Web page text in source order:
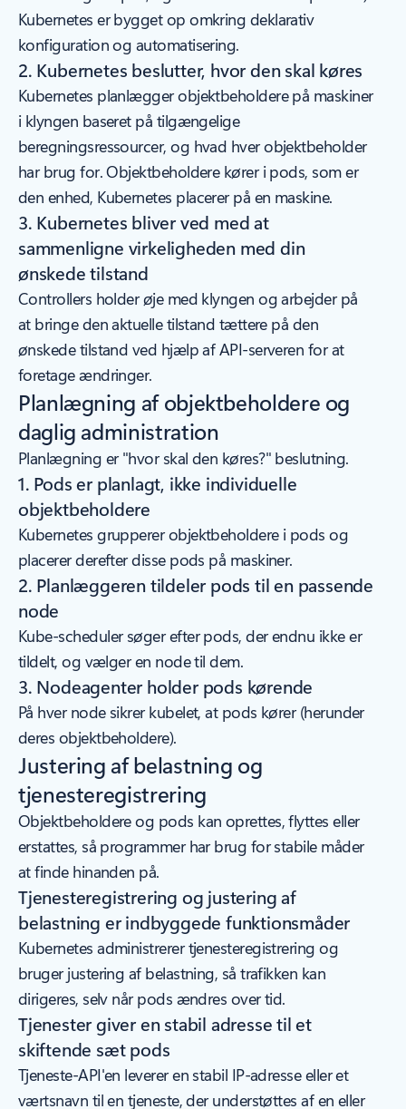
Kubernetes er bygget op omkring deklarativ
konfiguration og automatisering.
2. Kubernetes beslutter, hvor den skal køres
Kubernetes planlægger objektbeholdere på maskiner
i klyngen baseret på tilgængelige
beregningsressourcer, og hvad hver objektbeholder
har brug for. Objektbeholdere kører i pods, som er
den enhed, Kubernetes placerer på en maskine.
3. Kubernetes bliver ved med at
sammenligne virkeligheden med din
ønskede tilstand
Controllers holder øje med klyngen og arbejder på
at bringe den aktuelle tilstand tættere på den
ønskede tilstand ved hjælp af API-serveren for at
foretage ændringer.
Planlægning af objektbeholdere og
daglig administration
Planlægning er "hvor skal den køres?" beslutning.
1. Pods er planlagt, ikke individuelle
objektbeholdere
Kubernetes grupperer objektbeholdere i pods og
placerer derefter disse pods på maskiner.
2. Planlæggeren tildeler pods til en passende
node
Kube-scheduler søger efter pods, der endnu ikke er
tildelt, og vælger en node til dem.
3. Nodeagenter holder pods kørende
På hver node sikrer kubelet, at pods kører (herunder
deres objektbeholdere).
Justering af belastning og
tjenesteregistrering
Objektbeholdere og pods kan oprettes, flyttes eller
erstattes, så programmer har brug for stabile måder
at finde hinanden på.
Tjenesteregistrering og justering af
belastning er indbyggede funktionsmåder
Kubernetes administrerer tjenesteregistrering og
bruger justering af belastning, så trafikken kan
dirigeres, selv når pods ændres over tid.
Tjenester giver en stabil adresse til et
skiftende sæt pods
Tjeneste-API'en leverer en stabil IP-adresse eller et
værtsnavn til en tjeneste, der understøttes af en eller